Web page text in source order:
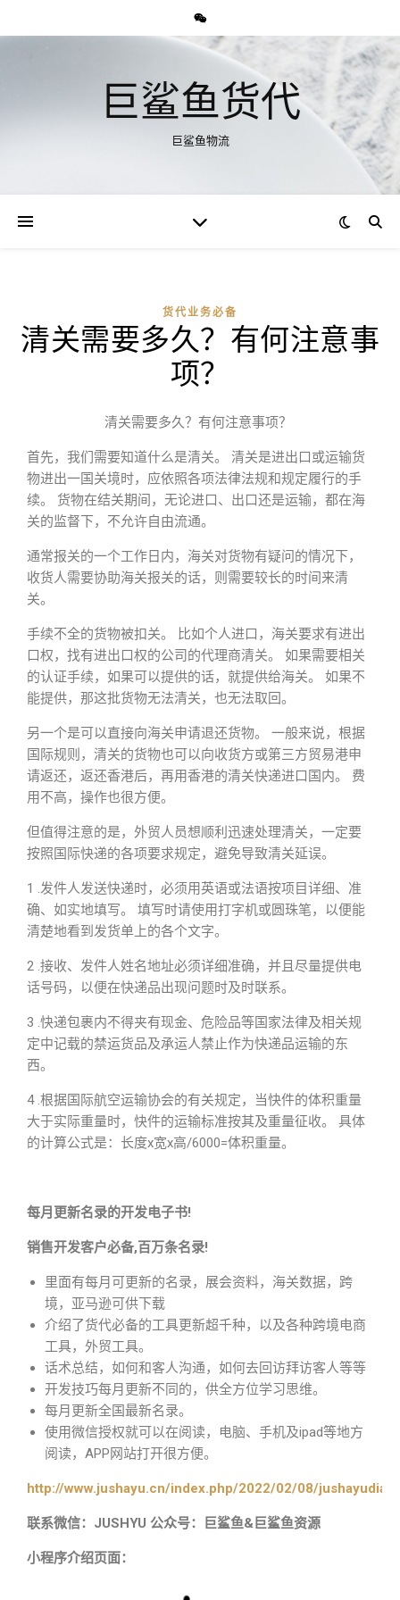
巨鲨鱼货代
巨鲨鱼物流
货代业务必备
清关需要多久？有何注意事
项？
清关需要多久？有何注意事项？
首先，我们需要知道什么是清关。 清关是进出口或运输货
物进出一国关境时，应依照各项法律法规和规定履行的手
续。 货物在结关期间，无论进口、出口还是运输，都在海
关的监督下，不允许自由流通。
通常报关的一个工作日内，海关对货物有疑问的情况下，
收货人需要协助海关报关的话，则需要较长的时间来清
关。
手续不全的货物被扣关。 比如个人进口，海关要求有进出
口权，找有进出口权的公司的代理商清关。 如果需要相关
的认证手续，如果可以提供的话，就提供给海关。 如果不
能提供，那这批货物无法清关，也无法取回。
另一个是可以直接向海关申请退还货物。 一般来说，根据
国际规则，清关的货物也可以向收货方或第三方贸易港申
请返还，返还香港后，再用香港的清关快递进口国内。 费
用不高，操作也很方便。
但值得注意的是，外贸人员想顺利迅速处理清关，一定要
按照国际快递的各项要求规定，避免导致清关延误。
1 .发件人发送快递时，必须用英语或法语按项目详细、准
确、如实地填写。 填写时请使用打字机或圆珠笔，以便能
清楚地看到发货单上的各个文字。
2 .接收、发件人姓名地址必须详细准确，并且尽量提供电
话号码，以便在快递品出现问题时及时联系。
3 .快递包裹内不得夹有现金、危险品等国家法律及相关规
定中记载的禁运货品及承运人禁止作为快递品运输的东
西。
4 .根据国际航空运输协会的有关规定，当快件的体积重量
大于实际重量时，快件的运输标准按其及重量征收。 具体
的计算公式是：长度x宽x高/6000=体积重量。
每月更新名录的开发电子书!
销售开发客户必备,百万条名录!
里面有每月可更新的名录，展会资料，海关数据，跨
境，亚马逊可供下载
介绍了货代必备的工具更新超千种，以及各种跨境电商
工具，外贸工具。
话术总结，如何和客人沟通，如何去回访拜访客人等等
开发技巧每月更新不同的，供全方位学习思维。
每月更新全国最新名录。
使用微信授权就可以在阅读，电脑、手机及ipad等地方
阅读，APP网站打开很方便。
http://www.jushayu.cn/index.php/2022/02/08/
联系微信：JUSHYU 公众号：巨鲨鱼&巨鲨鱼资源
小程序介绍页面：